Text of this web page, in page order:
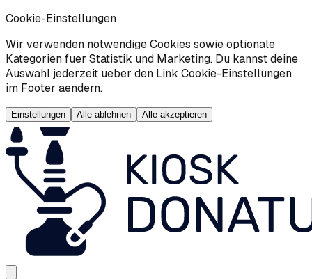
Cookie-Einstellungen
Wir verwenden notwendige Cookies sowie optionale
Kategorien fuer Statistik und Marketing. Du kannst deine
Auswahl jederzeit ueber den Link Cookie-Einstellungen
im Footer aendern.
Einstellungen Alle ablehnen Alle akzeptieren